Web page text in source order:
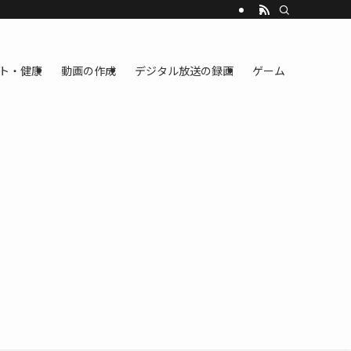
・健康 動画の作成 デジタル放送の録画 ゲーム